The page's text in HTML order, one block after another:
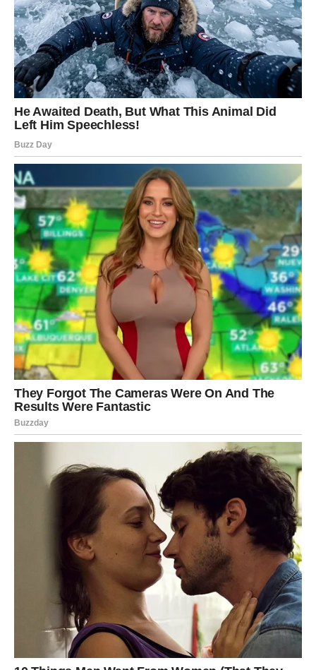
U ljubavi, Jarac danas shvata koliko je važno podeliti
teret. Razgovor sa partnerom donosi olakšanje. Slobodni
Jarčevi mogu osetiti interesovanje osobe koja im uliva
sigurnost. Ovo je dan kada shvatate da ne morate sve
sami.
VODOLIJA
Petak donosi neočekivana iznenađenja. Moguća je nova
ideja, susret ili poruka koja vam popravlja raspoloženje.
Na poslu se otvaraju nove mogućnosti, ali važno je da
verujete svojoj originalnosti.
U ljubavi, Vodolija danas traži slobodu i iskrenost.
Slobodne Vodolije mogu osetiti leptiriće, dok zauzete
žele više razumevanja. Ovo je dan kada birate sebe – i to
je prava odluka.
RIBE
Za Ribe je petak nežan i emotivan. Osećate potrebu za
mirom, povlačenjem i toplinom. Ovo je savršen dan za
razgovore sa dragim osobama ili za vreme provedeno u
U ljubavi, Ribe osećaju duboku povezanost. Ako ste
slobodni, moguće je da neko iz prošlosti pomisli na vas.
Ako ste zauzeti, odnos se produbljuje kroz razumevanje.
Petak vam donosi isceljenje i veru.